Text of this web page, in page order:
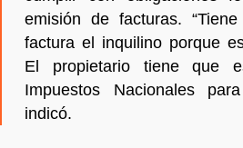
emisión de facturas.
factura el inquilino porque
El propietario tiene que
Impuestos Nacionales
indicó.